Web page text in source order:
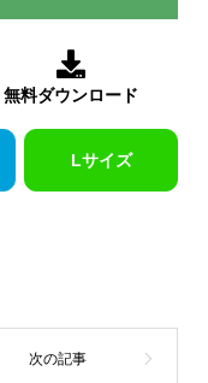

無料ダウンロード
Lサイズ